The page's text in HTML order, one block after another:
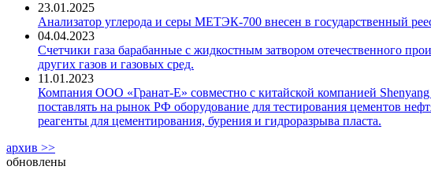
23.01.2025
Анализатор углерода и серы МЕТЭК-700 внесен в государственный
04.04.2023
Счетчики газа барабанные с жидкостным затвором отечественного
других газов и газовых сред.
11.01.2023
Компания ООО «Гранат-Е» совместно с китайской компанией
поставлять на рынок РФ оборудование для тестирования цементов
реагенты для цементирования, бурения и гидроразрыва пласта.
архив >>
обновлены